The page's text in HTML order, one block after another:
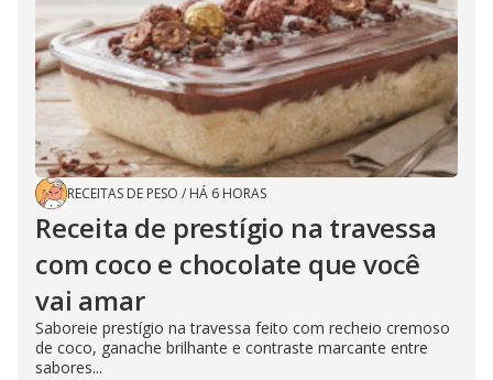
RECEITAS DE PESO / HÁ 6 HORAS
Receita de prestígio na travessa
com coco e chocolate que você
vai amar
Saboreie prestígio na travessa feito com recheio cremoso
de coco, ganache brilhante e contraste marcante entre
sabores...